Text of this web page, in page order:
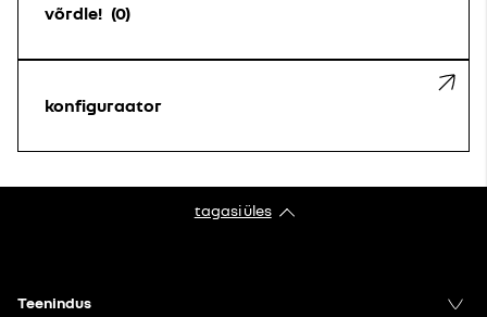
võrdle! 0
konfiguraator
tagasi üles
Teenindus